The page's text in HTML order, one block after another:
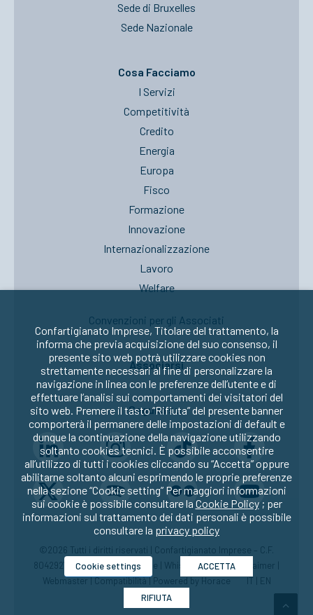
Sede di Bruxelles
Sede Nazionale
Cosa Facciamo
I Servizi
Competitività
Credito
Energia
Europa
Fisco
Formazione
Innovazione
Internazionalizzazione
Lavoro
Welfare
Convenzioni per gli Associati
Associarsi
Seguici su:
©2026 Tutti i diritti riservati | Confartigianato Imprese – C.F.
80429270582 |Privacy|Cookie Whistleblowing|Disclaimer
Webmaster|Compatibilità| Powered by Horace IT EN
Confartigianato Imprese, Titolare del trattamento, la
informa che previa acquisizione del suo consenso, il
presente sito web potrà utilizzare cookies non
strettamente necessari al fine di personalizzare la
navigazione in linea con le preferenze dell’utente e di
effettuare l’analisi sui comportamenti dei visitatori del
sito web. Premere il tasto “Rifiuta” del presente banner
comporterà il permanere delle impostazioni di default e
dunque la continuazione della navigazione utilizzando
soltanto cookies tecnici. È possibile acconsentire
all’utilizzo di tutti i cookies cliccando su “Accetta” oppure
abilitarne soltanto alcuni esprimendo le proprie preferenze
nella sezione “Cookie setting” Per maggiori informazioni
sui cookie è possibile consultare la Cookie Policy; per
informazioni sul trattamento dei dati personali è possibile
consultare la privacy policy
Cookie settings ACCETTA
RIFIUTA